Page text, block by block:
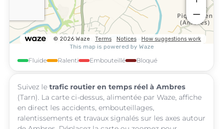
Fluide Ralenti Embouteillé Bloqué
Suivez le trafic routier en temps réel à Ambres
(Tarn). La carte ci-dessus, alimentée par Waze, affiche
en direct les accidents, embouteillages,
ralentissements et travaux signalés sur les axes autour